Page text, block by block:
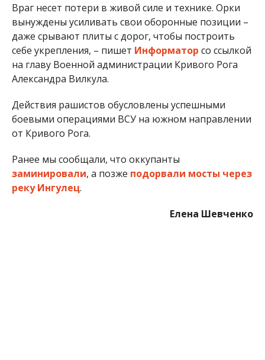
Враг несет потери в живой силе и технике. Орки
вынуждены усиливать свои оборонные позиции –
даже срывают плиты с дорог, чтобы построить
себе укрепления, – пишет Информатор со ссылкой
на главу Военной администрации Кривого Рога
Александра Вилкула.
Действия рашистов обусловлены успешными
боевыми операциями ВСУ на южном направлении
от Кривого Рога.
Ранее мы сообщали, что оккупанты
заминировали, а позже подорвали мосты через
реку Ингулец.
Елена Шевченко